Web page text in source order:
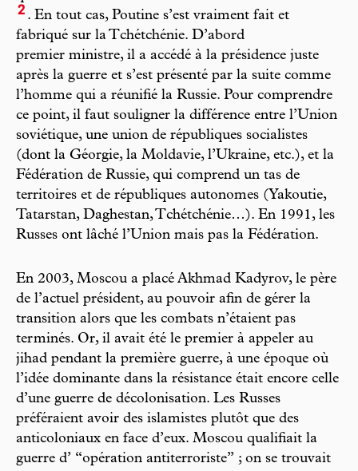
2 . En tout cas, Poutine s’est vraiment fait et
fabriqué sur la Tchétchénie. D’abord
premier ministre, il a accédé à la présidence juste
après la guerre et s’est présenté par la suite comme
l’homme qui a réunifié la Russie. Pour comprendre
ce point, il faut souligner la différence entre l’Union
soviétique, une union de républiques socialistes
(dont la Géorgie, la Moldavie, l’Ukraine, etc.), et la
Fédération de Russie, qui comprend un tas de
territoires et de républiques autonomes (Yakoutie,
Tatarstan, Daghestan, Tchétchénie…). En 1991, les
Russes ont lâché l’Union mais pas la Fédération.
En 2003, Moscou a placé Akhmad Kadyrov, le père
de l’actuel président, au pouvoir afin de gérer la
transition alors que les combats n’étaient pas
terminés. Or, il avait été le premier à appeler au
jihad pendant la première guerre, à une époque où
l’idée dominante dans la résistance était encore celle
d’une guerre de décolonisation. Les Russes
préféraient avoir des islamistes plutôt que des
anticoloniaux en face d’eux. Moscou qualifiait la
guerre d’ “opération antiterroriste” ; on se trouvait